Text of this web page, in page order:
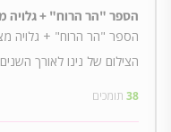
הספר "הר הרוח" + גלויה
הצילום של נינו לאורך השנים
38 תומכים